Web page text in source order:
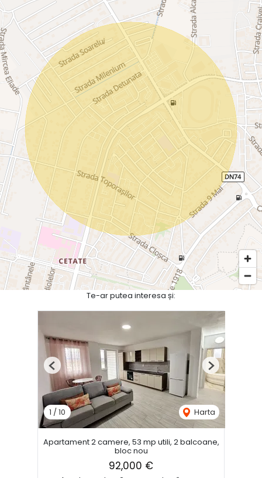
Te-ar putea interesa și:
1 /10 Harta
Previous Next
Apartament 2 camere, 53 mp utili, 2 balcoane,
bloc nou
92,000 €